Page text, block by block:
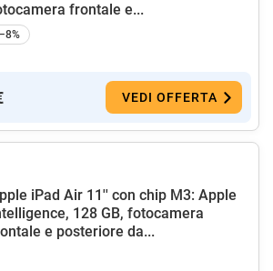
frontale e...
−8%
VEDI OFFERTA
iPad Air 11'' con chip M3: Apple
128 GB, fotocamera
e posteriore da...